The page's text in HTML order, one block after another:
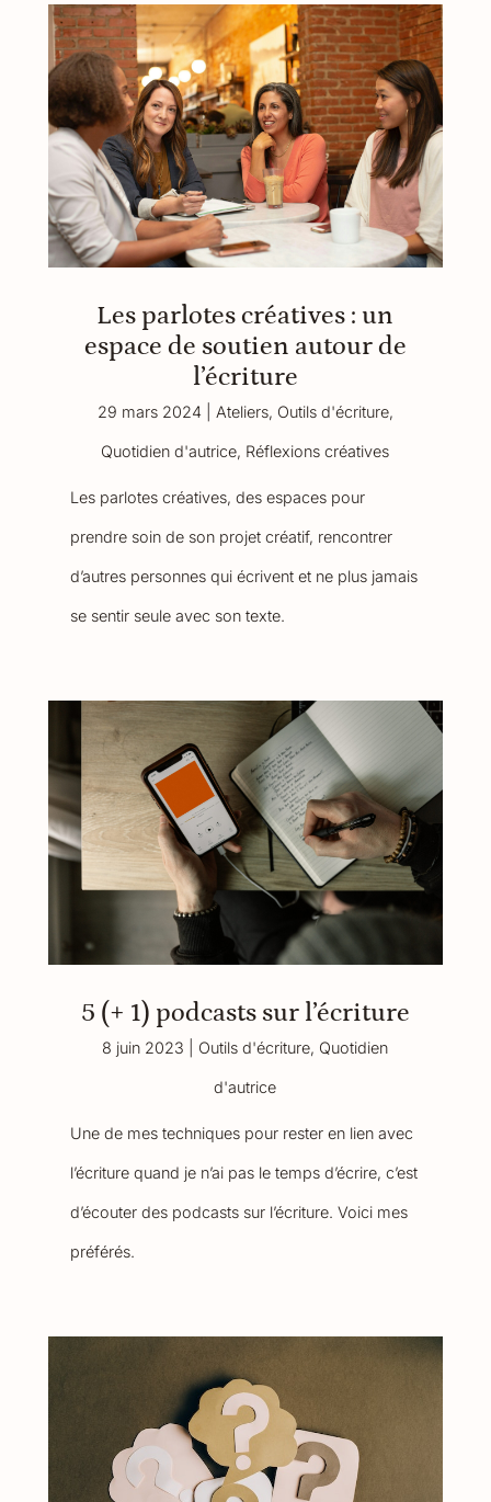
Les parlotes créatives : un
espace de soutien autour de
l’écriture
29 mars 2024| Ateliers, Outils d'écriture,
Quotidien d'autrice, Réflexions créatives
Les parlotes créatives, des espaces pour
prendre soin de son projet créatif, rencontrer
d’autres personnes qui écrivent et ne plus jamais
se sentir seule avec son texte.
5 (+ 1) podcasts sur l’écriture
8 juin 2023 Outils d'écriture, Quotidien
d'autrice
Une de mes techniques pour rester en lien avec
l’écriture quand je n’ai pas le temps d’écrire, c’est
d’écouter des podcasts sur l’écriture. Voici mes
préférés.